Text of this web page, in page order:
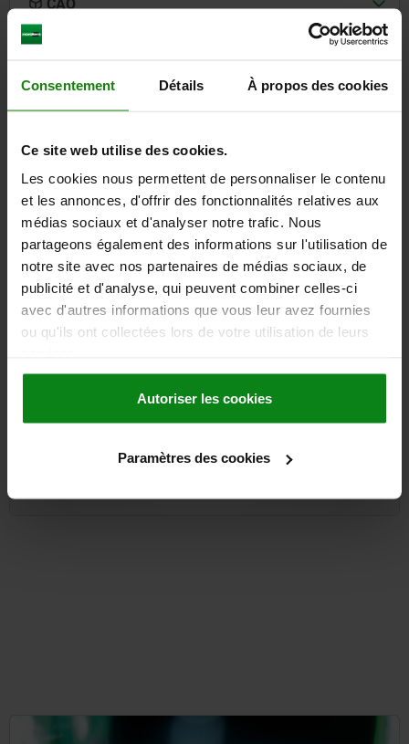
Consentement Détails À propos des cookies
Ce site web utilise des cookies.
Les cookies nous permettent de personnaliser le contenu
et les annonces, d'offrir des fonctionnalités relatives aux
médias sociaux et d'analyser notre trafic. Nous
partageons également des informations sur l'utilisation de
notre site avec nos partenaires de médias sociaux, de
publicité et d'analyse, qui peuvent combiner celles-ci
avec d'autres informations que vous leur avez fournies
ou qu'ils ont collectées lors de votre utilisation de leurs
Autoriser les cookies
Paramètres des cookies
CAO
D'autres clients ont
également acheté
05562
à partir de9,11 €